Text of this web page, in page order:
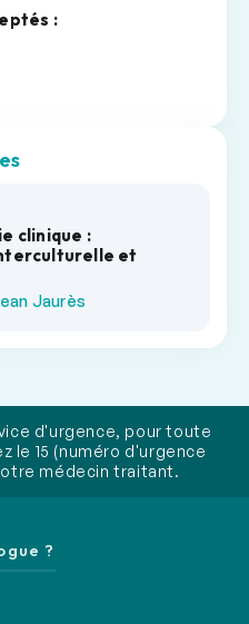
:
clinique :
et
Jaurès
d'urgence, pour toute
le 15 (numéro d'urgence
médecin traitant.
?